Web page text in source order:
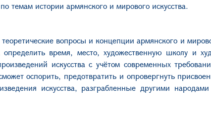
темам истории армянского и мирового искусства.
вопросы и концепции армянского и
определить время, место, художественную школу и
искусства с учётом современных
оспорить, предотвратить и опровергнуть
искусства, разграбленные другими народами